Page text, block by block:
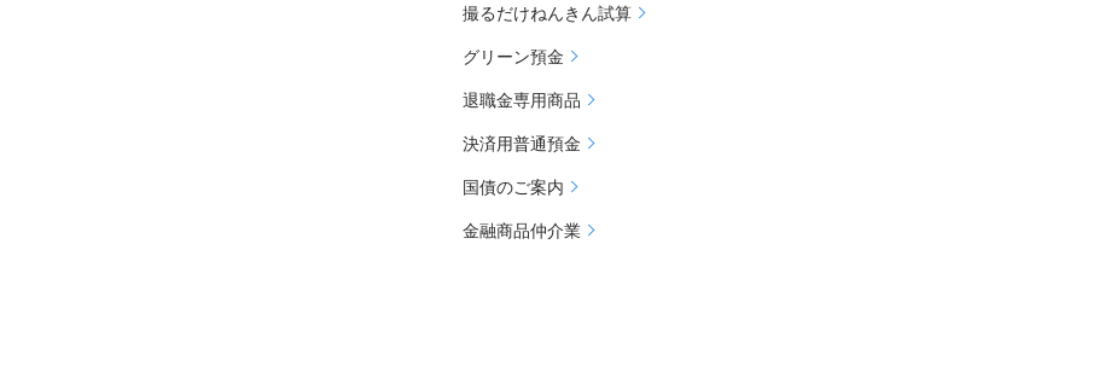
撮るだけねんきん試算
グリーン預金
退職金専用商品
決済用普通預金
国債のご案内
金融商品仲介業